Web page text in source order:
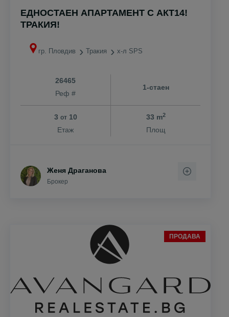
ЕДНОСТАЕН АПАРТАМЕНТ С АКТ14!
ТРАКИЯ!
гр. Пловдив Тракия х-л SPS
26465
Реф #
1-стаен
3 от10
Етаж
33 m2
Площ
Женя Драганова
Брокер
ПРОДАВА